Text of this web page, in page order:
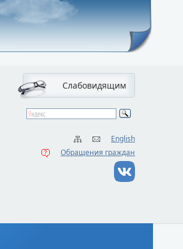
Слабовидящим
English
Обращения граждан